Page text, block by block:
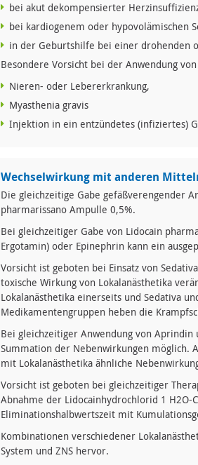
bei akut dekompensierter
bei kardiogenem oder hypovolämischen
in der Geburtshilfe bei einer drohenden
Besondere Vorsicht bei der Anwendung
Nieren- oder Lebererkrankung,
Myasthenia gravis
Injektion in ein entzündetes (infiziertes)
Wechselwirkung mit anderen
Die gleichzeitige Gabe gefäßverengender
pharmarissano Ampulle 0,5%.
Bei gleichzeitiger Gabe von Lidocain
Ergotamin) oder Epinephrin kann ein
Vorsicht ist geboten bei Einsatz von
toxische Wirkung von Lokalanästhetika
Lokalanästhetika einerseits und Sedativa
Medikamentengruppen heben die
Bei gleichzeitiger Anwendung von
Summation der Nebenwirkungen möglich.
mit Lokalanästhetika ähnliche
Vorsicht ist geboten bei gleichzeitiger
Abnahme der Lidocainhydrochlorid 1
Eliminationshalbwertszeit mit
Kombinationen verschiedener
System und ZNS hervor.